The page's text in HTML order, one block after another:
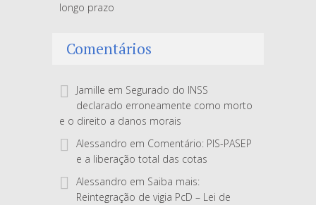
longo prazo
Comentários
Jamille em Segurado do INSS
declarado erroneamente como morto
e o direito a danos morais
Alessandro em Comentário: PIS-PASEP
e a liberação total das cotas
Alessandro em Saiba mais:
Reintegração de vigia PcD – Lei de